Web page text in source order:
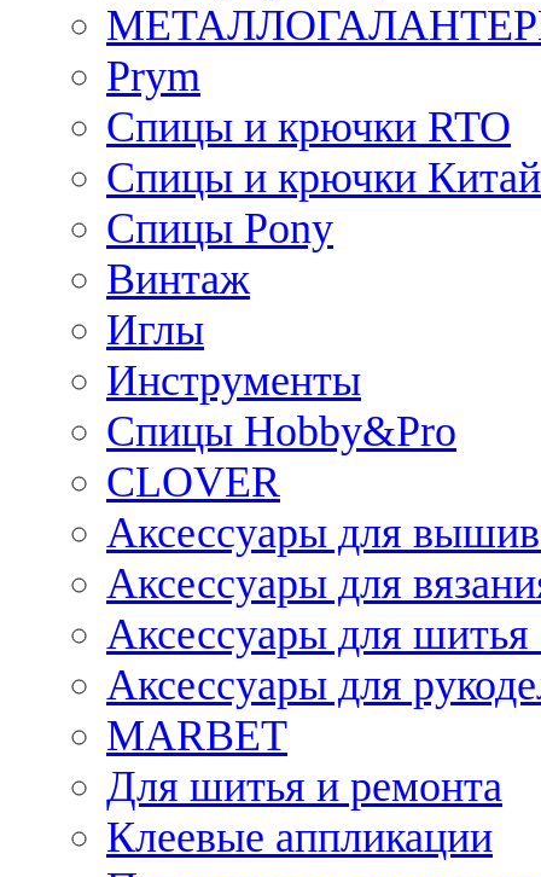
Prym
Спицы и крючки RTO
Спицы и крючки Китай
Спицы Pony
Винтаж
Иглы
Инструменты
Спицы Hobby&Pro
CLOVER
Аксессуары для
Аксессуары для
Аксессуары для
Аксессуары для
MARBET
Для шитья и ремонта
Клеевые аппликации